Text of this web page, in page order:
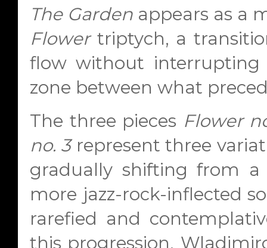
The Garden appears as a
Flowertriptych, a
flow without
zone between what
The three pieces Flower
no. 3represent three
gradually shifting from
more jazz-rock-inflected
rarefied and
this progression,